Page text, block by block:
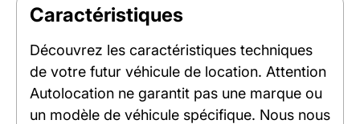
Caractéristiques
Découvrez les caractéristiques techniques
de votre futur véhicule de location. Attention
Autolocation ne garantit pas une marque ou
un modèle de véhicule spécifique. Nous nous